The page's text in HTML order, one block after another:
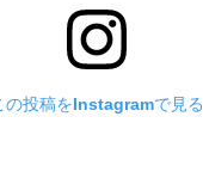
の投稿をInstagramで見る